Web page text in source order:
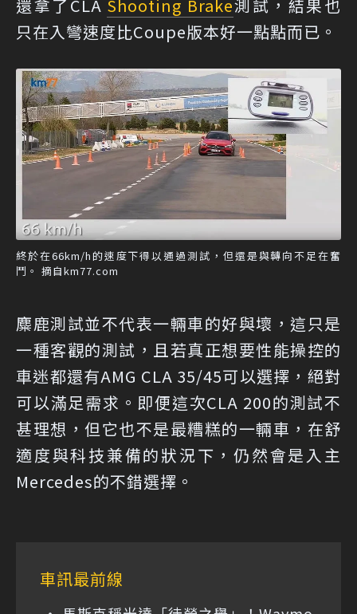
還拿了CLA Shooting Brake測試，結果也
只在入彎速度比Coupe版本好一點點而已。
終於在66km/h的速度下得以通過測試，但還是與轉向不足在奮
鬥。 摘自km77.com
麋鹿測試並不代表一輛車的好與壞，這只是
一種客觀的測試，且若真正想要性能操控的
車迷都還有AMG CLA 35/45可以選擇，絕對
可以滿足需求。即便這次CLA 200的測試不
甚理想，但它也不是最糟糕的一輛車，在舒
適度與科技兼備的狀況下，仍然會是入主
Mercedes的不錯選擇。
車訊最前線